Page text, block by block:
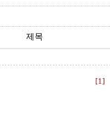
제목
[1]